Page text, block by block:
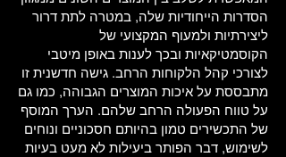
הסדרות הייחודיות שלה, במטרה לתת דרור
ליצירתיות ולמעוף המקצועי של
הקוסמטיקאיות ובכך לענות באופן מיטבי
לצורכי קהל הלקוחות הרחב. גישה חדשנית זו
מתבססת על איכות המוצרים הגבוהה, כמו גם
על טווח הפעולה הרחב שלהם. הערך המוסף
של התכשירים טמון בהיותם חסכוניים ונוחים
לשימוש, דבר הפותר ביעילות לא מעט בעיות